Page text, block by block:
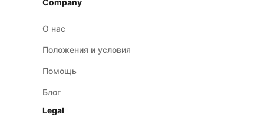
Company
О нас
Положения и условия
Помощь
Блог
Legal